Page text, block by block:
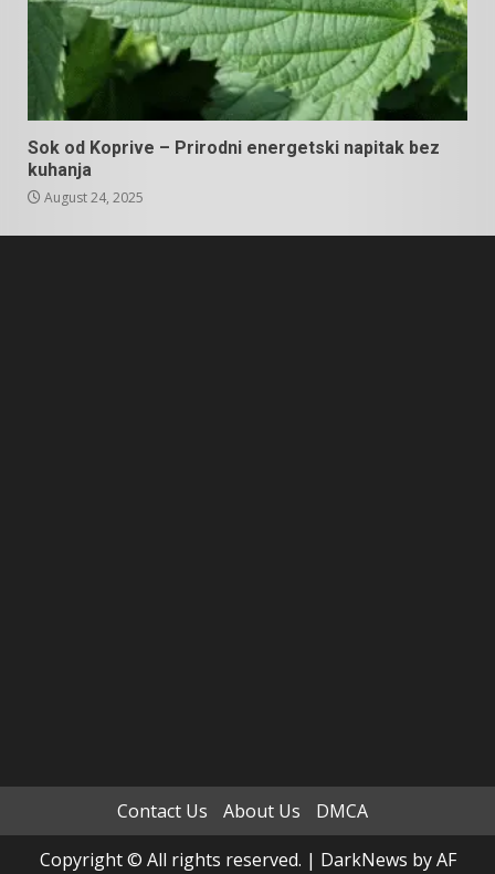
Sok od Koprive – Prirodni energetski napitak bez
kuhanja
August 24, 2025
Contact Us About Us
DMCA
Copyright © All rights reserved. | DarkNews by AF